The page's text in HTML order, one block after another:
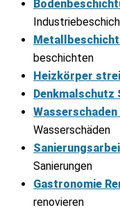
beschichten
Heizkörper
Denkmalschutz
Wasserschaden
Wasserschäden
Sanierungen
Gastronomie
renovieren